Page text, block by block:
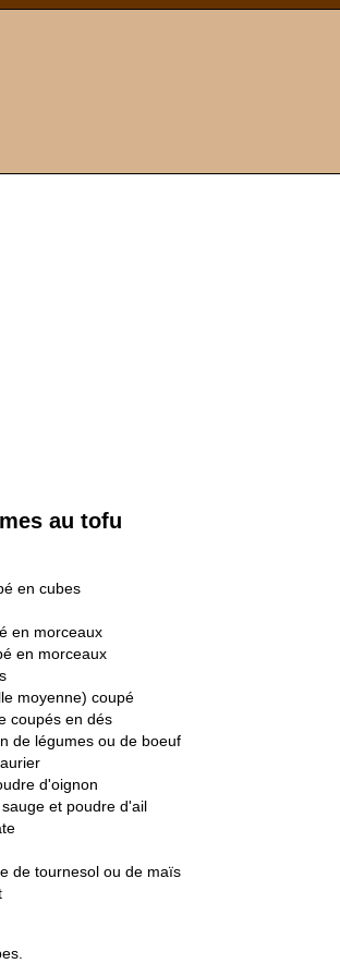
au tofu
en cubes
en morceaux
en morceaux
moyenne) coupé
coupés en dés
de légumes ou de boeuf
d'oignon
et poudre d'ail
de tournesol ou de maïs